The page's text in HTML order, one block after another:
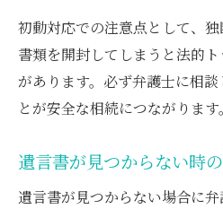
初動対応での注意点として、独
書類を開封してしまうと法的
があります。必ず弁護士に相
とが安全な相続につながります。
遺言書が見つからない時
遺言書が見つからない場合に